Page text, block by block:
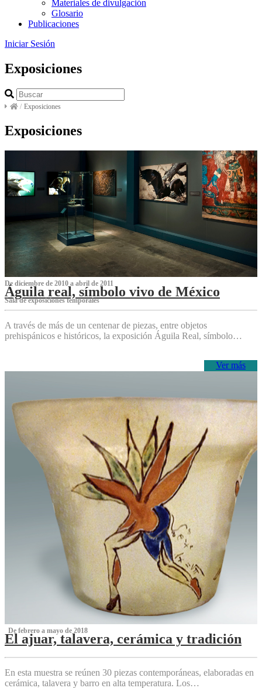
Materiales de divulgación
Glosario
Publicaciones
Iniciar Sesión
Exposiciones
/ Exposiciones
Exposiciones
De diciembre de 2010 a abril de 2011
Águila real, símbolo vivo de México
Sala de exposiciones temporales
A través de más de un centenar de piezas, entre objetos
prehispánicos e históricos, la exposición Águila Real, símbolo…
Ver más
‌ De febrero a mayo de 2018
El ajuar, talavera, cerámica y tradición
‌
En esta muestra se reúnen 30 piezas contemporáneas, elaboradas en
cerámica, talavera y barro en alta temperatura. Los…